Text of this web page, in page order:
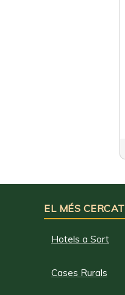
EL MÉS CERCAT
Hotels a Sort
Cases Rurals